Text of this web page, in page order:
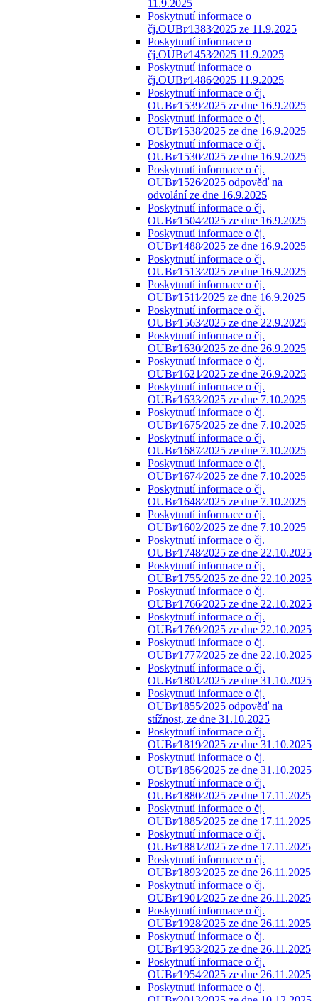
11.9.2025
Poskytnutí informace o
čj.OUBr⁄1383⁄2025 ze 11.9.2025
Poskytnutí informace o
čj.OUBr⁄1453⁄2025 11.9.2025
Poskytnutí informace o
čj.OUBr⁄1486⁄2025 11.9.2025
Poskytnutí informace o čj.
OUBr⁄1539⁄2025 ze dne 16.9.2025
Poskytnutí informace o čj.
OUBr⁄1538⁄2025 ze dne 16.9.2025
Poskytnutí informace o čj.
OUBr⁄1530⁄2025 ze dne 16.9.2025
Poskytnutí informace o čj.
OUBr⁄1526⁄2025 odpověď na
odvolání ze dne 16.9.2025
Poskytnutí informace o čj.
OUBr⁄1504⁄2025 ze dne 16.9.2025
Poskytnutí informace o čj.
OUBr⁄1488⁄2025 ze dne 16.9.2025
Poskytnutí informace o čj.
OUBr⁄1513⁄2025 ze dne 16.9.2025
Poskytnutí informace o čj.
OUBr⁄1511⁄2025 ze dne 16.9.2025
Poskytnutí informace o čj.
OUBr⁄1563⁄2025 ze dne 22.9.2025
Poskytnutí informace o čj.
OUBr⁄1630⁄2025 ze dne 26.9.2025
Poskytnutí informace o čj.
OUBr⁄1621⁄2025 ze dne 26.9.2025
Poskytnutí informace o čj.
OUBr⁄1633⁄2025 ze dne 7.10.2025
Poskytnutí informace o čj.
OUBr⁄1675⁄2025 ze dne 7.10.2025
Poskytnutí informace o čj.
OUBr⁄1687⁄2025 ze dne 7.10.2025
Poskytnutí informace o čj.
OUBr⁄1674⁄2025 ze dne 7.10.2025
Poskytnutí informace o čj.
OUBr⁄1648⁄2025 ze dne 7.10.2025
Poskytnutí informace o čj.
OUBr⁄1602⁄2025 ze dne 7.10.2025
Poskytnutí informace o čj.
OUBr⁄1748⁄2025 ze dne 22.10.2025
Poskytnutí informace o čj.
OUBr⁄1755⁄2025 ze dne 22.10.2025
Poskytnutí informace o čj.
OUBr⁄1766⁄2025 ze dne 22.10.2025
Poskytnutí informace o čj.
OUBr⁄1769⁄2025 ze dne 22.10.2025
Poskytnutí informace o čj.
OUBr⁄1777⁄2025 ze dne 22.10.2025
Poskytnutí informace o čj.
OUBr⁄1801⁄2025 ze dne 31.10.2025
Poskytnutí informace o čj.
OUBr⁄1855⁄2025 odpověď na
stížnost, ze dne 31.10.2025
Poskytnutí informace o čj.
OUBr⁄1819⁄2025 ze dne 31.10.2025
Poskytnutí informace o čj.
OUBr⁄1856⁄2025 ze dne 31.10.2025
Poskytnutí informace o čj.
OUBr⁄1880⁄2025 ze dne 17.11.2025
Poskytnutí informace o čj.
OUBr⁄1885⁄2025 ze dne 17.11.2025
Poskytnutí informace o čj.
OUBr⁄1881⁄2025 ze dne 17.11.2025
Poskytnutí informace o čj.
OUBr⁄1893⁄2025 ze dne 26.11.2025
Poskytnutí informace o čj.
OUBr⁄1901⁄2025 ze dne 26.11.2025
Poskytnutí informace o čj.
OUBr⁄1928⁄2025 ze dne 26.11.2025
Poskytnutí informace o čj.
OUBr⁄1953⁄2025 ze dne 26.11.2025
Poskytnutí informace o čj.
OUBr⁄1954⁄2025 ze dne 26.11.2025
Poskytnutí informace o čj.